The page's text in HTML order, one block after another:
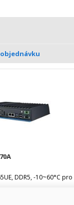
DDR5, -10~60°C